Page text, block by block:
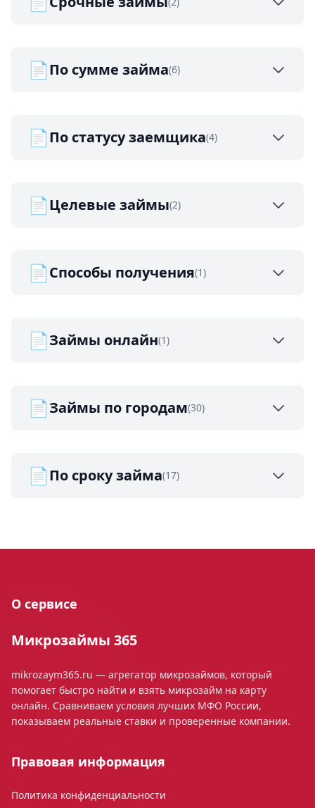
📄По сумме займа(6)
📄По статусу заемщика(4)
📄Целевые займы(2)
📄Способы получения(1)
📄Займы онлайн(1)
📄Займы по городам(30)
📄По сроку займа(17)
О сервисе
Микрозаймы 365
mikrozaym365.ru — агрегатор микрозаймов, который
помогает быстро найти и взять микрозайм на карту
онлайн. Сравниваем условия лучших МФО России,
показываем реальные ставки и проверенные компании.
Правовая информация
Политика конфиденциальности